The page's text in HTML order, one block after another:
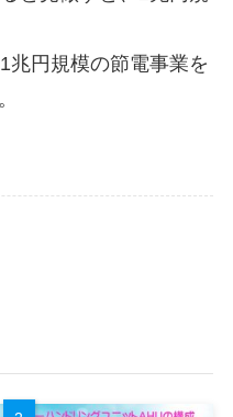
兆円規模の節電事業を